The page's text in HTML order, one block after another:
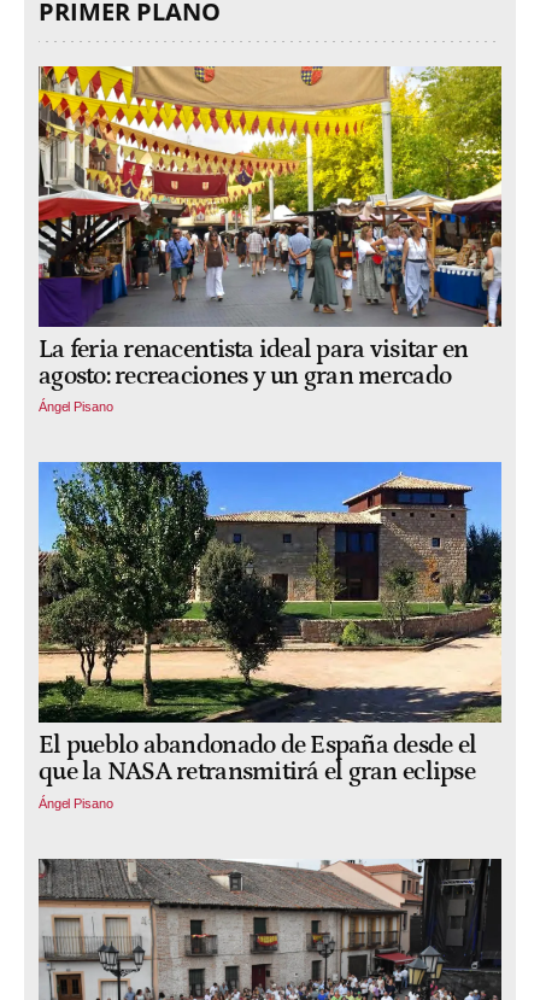
PRIMER PLANO
La feria renacentista ideal para visitar en
agosto: recreaciones y un gran mercado
Ángel Pisano
El pueblo abandonado de España desde el
que la NASA retransmitirá el gran eclipse
Ángel Pisano